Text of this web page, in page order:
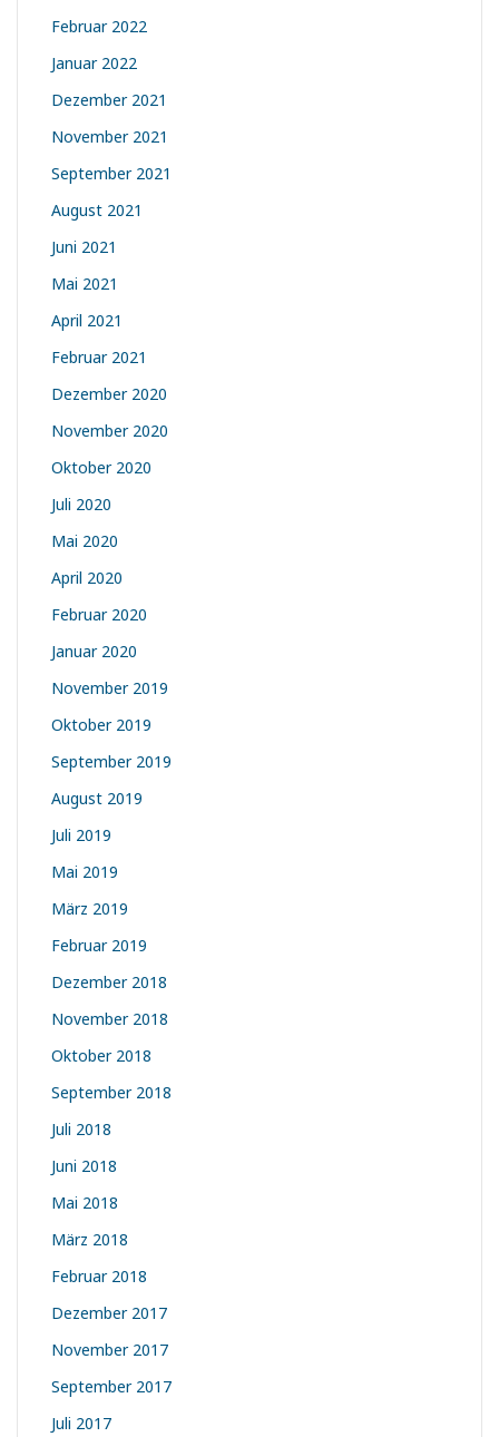
Februar 2022
Januar 2022
Dezember 2021
November 2021
September 2021
August 2021
Juni 2021
Mai 2021
April 2021
Februar 2021
Dezember 2020
November 2020
Oktober 2020
Juli 2020
Mai 2020
April 2020
Februar 2020
Januar 2020
November 2019
Oktober 2019
September 2019
August 2019
Juli 2019
Mai 2019
März 2019
Februar 2019
Dezember 2018
November 2018
Oktober 2018
September 2018
Juli 2018
Juni 2018
Mai 2018
März 2018
Februar 2018
Dezember 2017
November 2017
September 2017
Juli 2017